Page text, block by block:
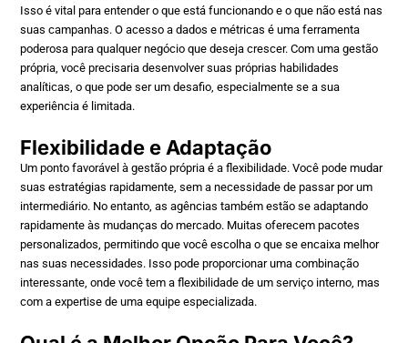
Isso é vital para entender o que está funcionando e o que não está nas
suas campanhas. O acesso a dados e métricas é uma ferramenta
poderosa para qualquer negócio que deseja crescer. Com uma gestão
própria, você precisaria desenvolver suas próprias habilidades
analíticas, o que pode ser um desafio, especialmente se a sua
experiência é limitada.
Flexibilidade e Adaptação
Um ponto favorável à gestão própria é a flexibilidade. Você pode mudar
suas estratégias rapidamente, sem a necessidade de passar por um
intermediário. No entanto, as agências também estão se adaptando
rapidamente às mudanças do mercado. Muitas oferecem pacotes
personalizados, permitindo que você escolha o que se encaixa melhor
nas suas necessidades. Isso pode proporcionar uma combinação
interessante, onde você tem a flexibilidade de um serviço interno, mas
com a expertise de uma equipe especializada.